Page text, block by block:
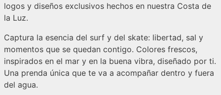
logos y diseños exclusivos hechos en nuestra Costa de
la Luz.
Captura la esencia del surf y del skate: libertad, sal y
momentos que se quedan contigo. Colores frescos,
inspirados en el mar y en la buena vibra, diseñado por ti.
Una prenda única que te va a acompañar dentro y fuera
del agua.